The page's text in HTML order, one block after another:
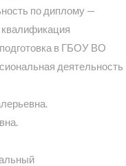
по диплому —
квалификация
в ГБОУ ВО
деятельность